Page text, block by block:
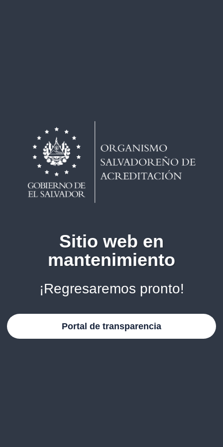
Sitio web en
mantenimiento
¡Regresaremos pronto!
Portal de transparencia